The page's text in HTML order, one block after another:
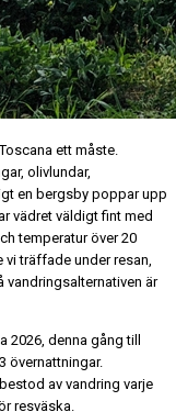
ett måste.
olivlundar,
en bergsby poppar upp
vädret väldigt fint med
temperatur över 20
vi träffade under resan,
vandringsalternativen är
2026, denna gång till
övernattningar.
av vandring varje
resväska.